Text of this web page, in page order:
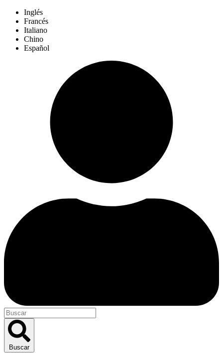
Inglés
Francés
Italiano
Chino
Español
Buscar